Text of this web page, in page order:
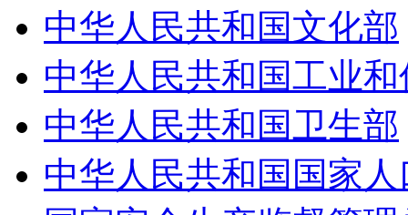
中华人民共和国文化部
中华人民共和国工业和
中华人民共和国卫生部
中华人民共和国国家人